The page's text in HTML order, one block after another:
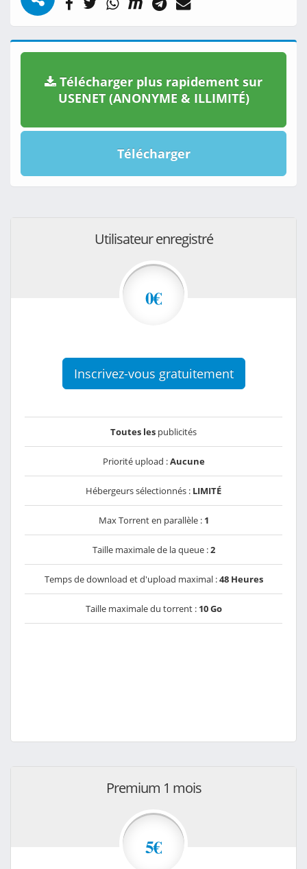
Télécharger plus rapidement sur
USENET (ANONYME & ILLIMITÉ)
Télécharger
Utilisateur enregistré
0€
Inscrivez-vous gratuitement
Toutes les publicités
Priorité upload :Aucune
Hébergeurs sélectionnés : LIMITÉ
Max Torrent en parallèle : 1
Taille maximale de la queue :2
Temps de download et d'upload maximal :48 Heures
Taille maximale du torrent : 10 Go
Premium 1 mois
5€